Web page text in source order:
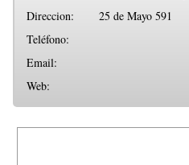
Direccion:
25 de Mayo 591
Teléfono:
Email:
Web: